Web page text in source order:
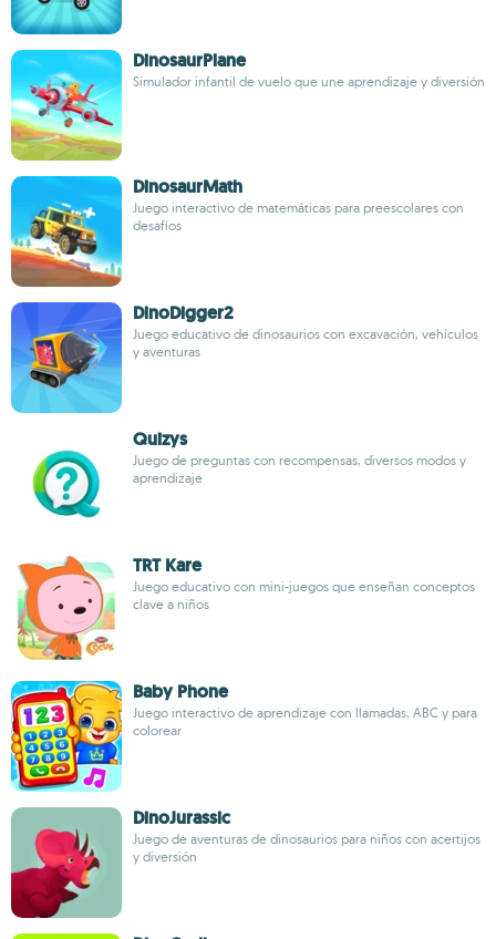
DinosaurPlane
Simulador infantil de vuelo que une aprendizaje y diversión
DinosaurMath
Juego interactivo de matemáticas para preescolares con
desafíos
DinoDigger2
Juego educativo de dinosaurios con excavación, vehículos
y aventuras
Quizys
Juego de preguntas con recompensas, diversos modos y
aprendizaje
TRT Kare
Juego educativo con mini-juegos que enseñan conceptos
clave a niños
Baby Phone
Juego interactivo de aprendizaje con llamadas, ABC y para
colorear
DinoJurassic
Juego de aventuras de dinosaurios para niños con acertijos
y diversión